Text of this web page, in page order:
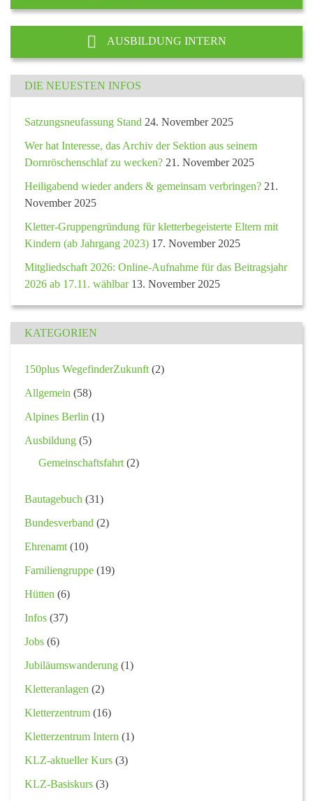
AUSBILDUNG INTERN
DIE NEUESTEN INFOS
Satzungsneufassung Stand 24. November 2025
Wer hat Interesse, das Archiv der Sektion aus seinem
Dornröschenschlaf zu wecken? 21. November 2025
Heiligabend wieder anders & gemeinsam verbringen? 21.
November 2025
Kletter-Gruppengründung für kletterbegeisterte Eltern mit
Kindern (ab Jahrgang 2023) 17. November 2025
Mitgliedschaft 2026: Online-Aufnahme für das Beitragsjahr
2026 ab 17.11. wählbar 13. November 2025
KATEGORIEN
150plus WegefinderZukunft(2)
Allgemein (58)
Alpines Berlin (1)
Ausbildung (5)
Gemeinschaftsfahrt(2)
Bautagebuch (31)
Bundesverband (2)
Ehrenamt(10)
Familiengruppe (19)
Hütten (6)
Infos (37)
Jobs (6)
Jubiläumswanderung (1)
Kletteranlagen (2)
Kletterzentrum (16)
Kletterzentrum Intern (1)
KLZ-aktueller Kurs (3)
KLZ-Basiskurs (3)